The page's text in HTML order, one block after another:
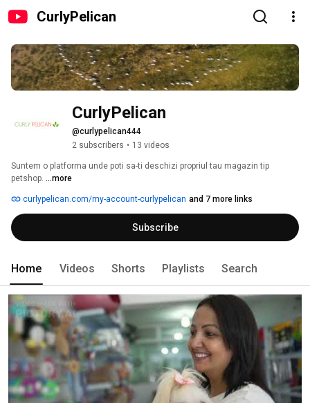
CurlyPelican
CurlyPelican
@curlypelican444
2 subscribers • 13 videos
Suntem o platforma unde poti sa-ti deschizi propriul tau magazin tip
petshop. ...more
curlypelican.com/my-account-curlypelican and 7 more links
Subscribe
Home Videos Shorts Playlists Search